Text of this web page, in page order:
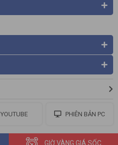
YOUTUBE PHIÊN BẢN PC
GIỜ VÀNG GIÁ SỐC